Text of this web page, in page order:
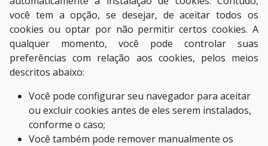
você tem a opção, se desejar, de aceitar todos os
cookies ou optar por não permitir certos cookies. A
qualquer momento, você pode controlar suas
preferências com relação aos cookies, pelos meios
descritos abaixo:
Você pode configurar seu navegador para aceitar
ou excluir cookies antes de eles serem instalados,
conforme o caso;
Você também pode remover manualmente os